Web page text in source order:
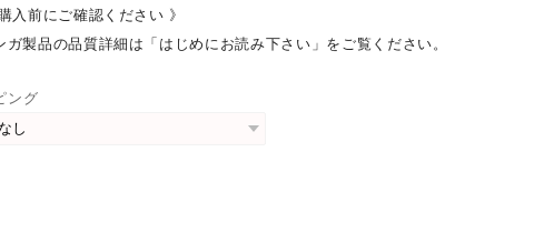
入前にご確認ください 》
ガ製品の品質詳細は「はじめにお読み下さい」をご覧ください。
ング